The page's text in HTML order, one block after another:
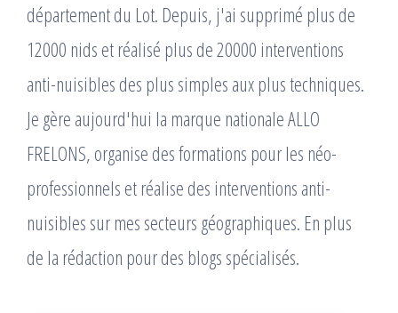
département du Lot. Depuis, j'ai supprimé plus de
12000 nids et réalisé plus de 20000 interventions
anti-nuisibles des plus simples aux plus techniques.
Je gère aujourd'hui la marque nationale ALLO
FRELONS, organise des formations pour les néo-
professionnels et réalise des interventions anti-
nuisibles sur mes secteurs géographiques. En plus
de la rédaction pour des blogs spécialisés.